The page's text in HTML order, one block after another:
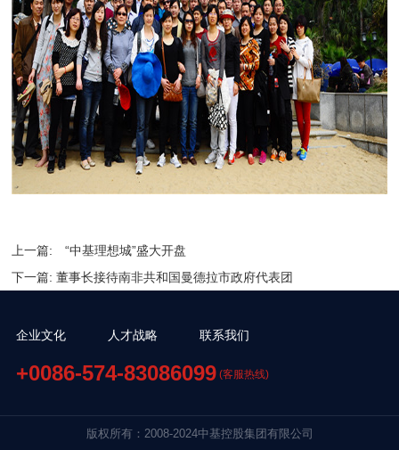
上一篇:
“中基理想城”盛大开盘
下一篇: 董事长接待南非共和国曼德拉市政府代表团
企业文化 人才战略 联系我们
+0086-574-83086099 (客服热线)
版权所有：2008-2024中基控股集团有限公司